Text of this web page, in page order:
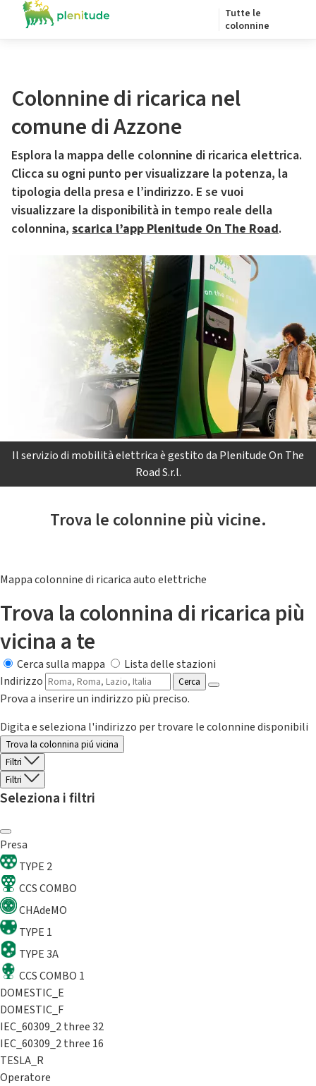
Tutte le
colonnine
Colonnine di ricarica nel
comune di Azzone
Esplora la mappa delle colonnine di ricarica elettrica.
Clicca su ogni punto per visualizzare la potenza, la
tipologia della presa e l’indirizzo. E se vuoi
visualizzare la disponibilità in tempo reale della
colonnina, scarica l’app Plenitude On The Road.
Il servizio di mobilità elettrica è gestito da Plenitude On The
Road S.r.l.
Trova le colonnine più vicine.
Mappa colonnine di ricarica auto elettriche
Trova la colonnina di ricarica più
vicina a te
Cerca sulla mappa
Lista delle stazioni
Indirizzo
Cerca
Prova a inserire un indirizzo più preciso.
Digita e seleziona l'indirizzo per trovare le colonnine disponibili
Trova la colonnina piú vicina
Filtri
Filtri
Seleziona i filtri
Presa
TYPE 2
CCS COMBO
CHAdeMO
TYPE 1
TYPE 3A
CCS COMBO 1
DOMESTIC_E
DOMESTIC_F
IEC_60309_2 three 32
IEC_60309_2 three 16
TESLA_R
Operatore